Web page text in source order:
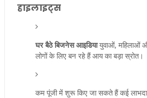
हाइलाइट्स
घर बैठे बिजनेस आइडियायुवाओं, महिलाओं
लोगों के लिए बन रहे हैं आय का बड़ा स्रोत।
कम पूंजी में शुरू किए जा सकते हैं कई